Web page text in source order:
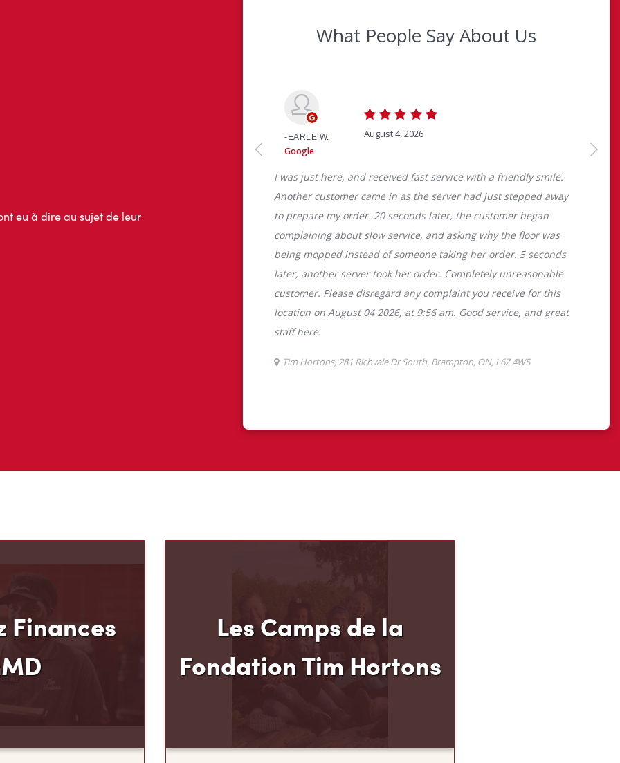
Finances
mode de paiement et
plus pour votre
avons créé
magasinez.
Les Camps de la
Le programme pluriannuel des Camps de la
Fondation Tim Hortons® permet aux jeunes de
milieux défavorisés âgés de 12 à 16 ans de
développer leur leadership, leur résilience et leur